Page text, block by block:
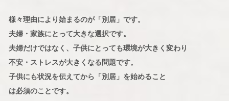
様々理由により始まるのが「別居」です。
夫婦・家族にとって大きな選択です。
夫婦だけではなく、子供にとっても環境が大きく変わり
不安・ストレスが大きくなる問題です。
子供にも状況を伝えてから「別居」を始めること
は必須のことです。